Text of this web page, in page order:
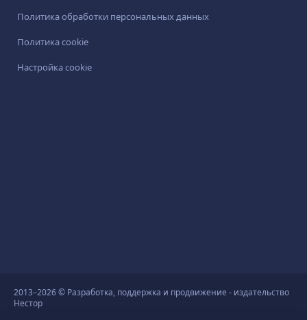
Политика обработки персональных данных
Политика cookie
Настройка cookie
2013–2026 © Разработка, поддержка и продвижение - издательство
Нестор